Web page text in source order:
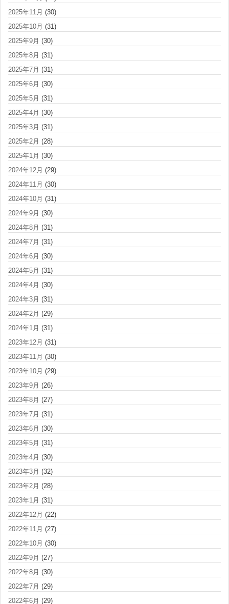
2025年11月 (30)
2025年10月 (31)
2025年9月 (30)
2025年8月 (31)
2025年7月 (31)
2025年6月 (30)
2025年5月 (31)
2025年4月 (30)
2025年3月 (31)
2025年2月 (28)
2025年1月 (30)
2024年12月 (29)
2024年11月 (30)
2024年10月 (31)
2024年9月 (30)
2024年8月 (31)
2024年7月 (31)
2024年6月 (30)
2024年5月 (31)
2024年4月 (30)
2024年3月 (31)
2024年2月 (29)
2024年1月 (31)
2023年12月 (31)
2023年11月 (30)
2023年10月 (29)
2023年9月 (26)
2023年8月 (27)
2023年7月 (31)
2023年6月 (30)
2023年5月 (31)
2023年4月 (30)
2023年3月 (32)
2023年2月 (28)
2023年1月 (31)
2022年12月 (22)
2022年11月 (27)
2022年10月 (30)
2022年9月 (27)
2022年8月 (30)
2022年7月 (29)
2022年6月 (29)